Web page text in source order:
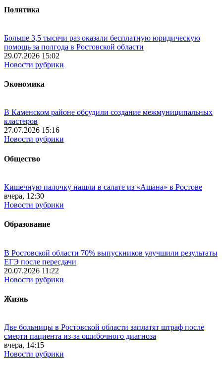
Политика
Больше 3,5 тысячи раз оказали бесплатную юридическую
помощь за полгода в Ростовской области
29.07.2026 15:02
Новости рубрики
Экономика
В Каменском районе обсудили создание межмуниципальных
кластеров
27.07.2026 15:16
Новости рубрики
Общество
Кишечную палочку нашли в салате из «Ашана» в Ростове
вчера, 12:30
Новости рубрики
Образование
В Ростовской области 70% выпускников улучшили результаты
ЕГЭ после пересдачи
20.07.2026 11:22
Новости рубрики
Жизнь
Две больницы в Ростовской области заплатят штраф после
смерти пациента из-за ошибочного диагноза
вчера, 14:15
Новости рубрики